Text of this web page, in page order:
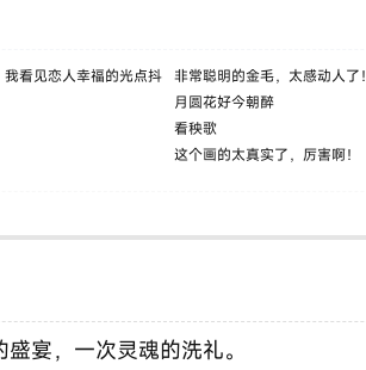
看见恋人幸福的光点抖
非常聪明的金毛，太感动人了！
月圆花好今朝醉
看秧歌
这个画的太真实了，厉害啊！
宴，一次灵魂的洗礼。